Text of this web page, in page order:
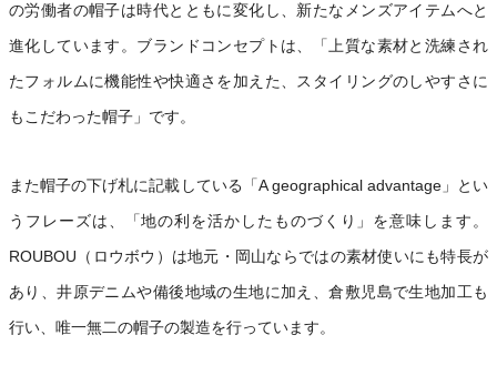
の労働者の帽子は時代とともに変化し、新たなメンズアイテムへと
進化しています。ブランドコンセプトは、「上質な素材と洗練され
たフォルムに機能性や快適さを加えた、スタイリングのしやすさに
もこだわった帽子」です。
また帽子の下げ札に記載している「A geographical advantage」とい
うフレーズは、「地の利を活かしたものづくり」を意味します。
ROUBOU（ロウボウ）は地元・岡山ならではの素材使いにも特長が
あり、井原デニムや備後地域の生地に加え、倉敷児島で生地加工も
行い、唯一無二の帽子の製造を行っています。